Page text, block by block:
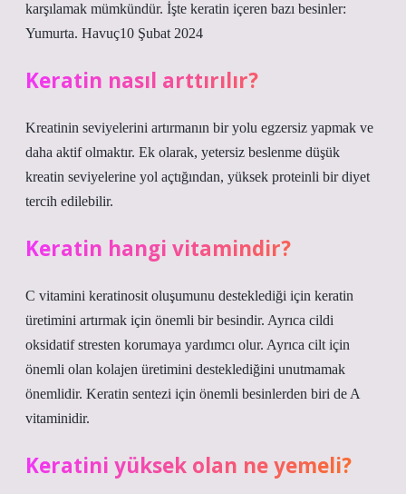
karşılamak mümkündür. İşte keratin içeren bazı besinler:
Yumurta. Havuç10 Şubat 2024
Keratin nasıl arttırılır?
Kreatinin seviyelerini artırmanın bir yolu egzersiz yapmak ve
daha aktif olmaktır. Ek olarak, yetersiz beslenme düşük
kreatin seviyelerine yol açtığından, yüksek proteinli bir diyet
tercih edilebilir.
Keratin hangi vitamindir?
C vitamini keratinosit oluşumunu desteklediği için keratin
üretimini artırmak için önemli bir besindir. Ayrıca cildi
oksidatif stresten korumaya yardımcı olur. Ayrıca cilt için
önemli olan kolajen üretimini desteklediğini unutmamak
önemlidir. Keratin sentezi için önemli besinlerden biri de A
vitaminidir.
Keratini yüksek olan ne yemeli?